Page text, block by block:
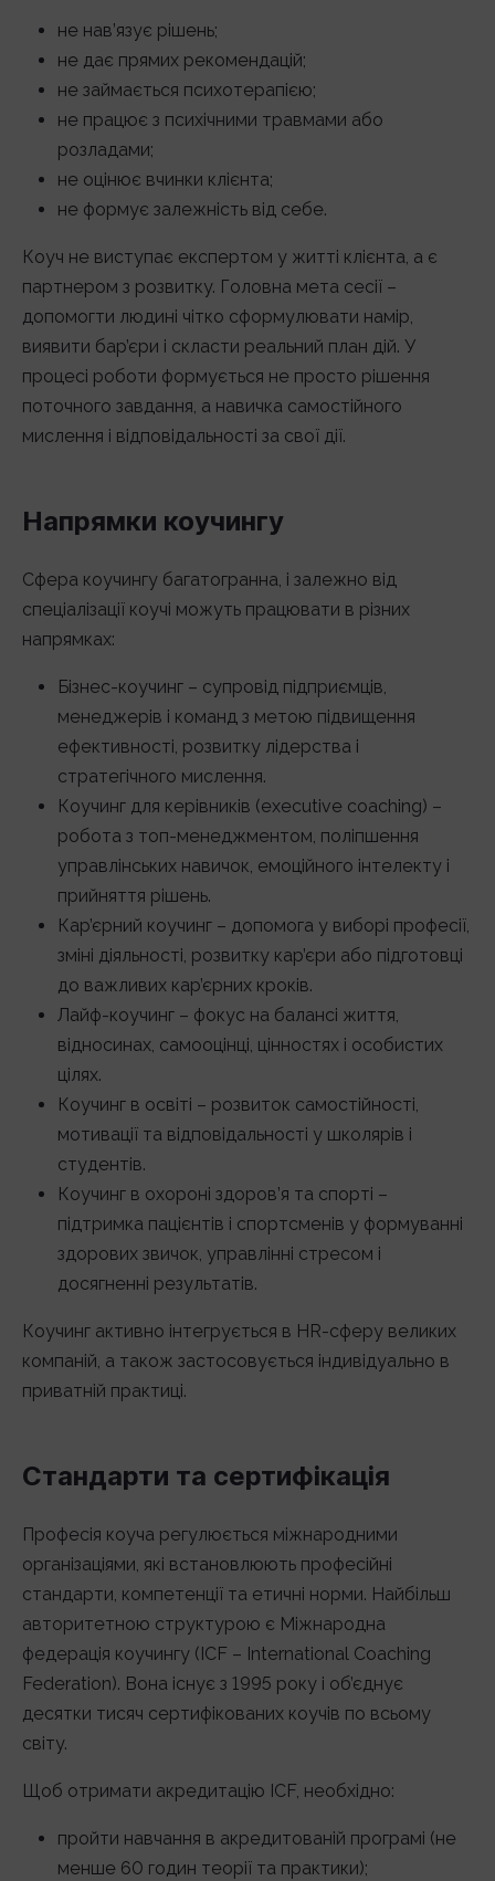
не нав’язує рішень;
не дає прямих рекомендацій;
не займається психотерапією;
не працює з психічними травмами або
розладами;
не оцінює вчинки клієнта;
не формує залежність від себе.
Коуч не виступає експертом у житті клієнта, а є
партнером з розвитку. Головна мета сесії –
допомогти людині чітко сформулювати намір,
виявити бар’єри і скласти реальний план дій. У
процесі роботи формується не просто рішення
поточного завдання, а навичка самостійного
мислення і відповідальності за свої дії.
Напрямки коучингу
Сфера коучингу багатогранна, і залежно від
спеціалізації коучі можуть працювати в різних
напрямках:
Бізнес-коучинг – супровід підприємців,
менеджерів і команд з метою підвищення
ефективності, розвитку лідерства і
стратегічного мислення.
Коучинг для керівників (executive coaching) –
робота з топ-менеджментом, поліпшення
управлінських навичок, емоційного інтелекту і
прийняття рішень.
Кар’єрний коучинг – допомога у виборі професії,
зміні діяльності, розвитку кар’єри або підготовці
до важливих кар’єрних кроків.
Лайф-коучинг – фокус на балансі життя,
відносинах, самооцінці, цінностях і особистих
цілях.
Коучинг в освіті – розвиток самостійності,
мотивації та відповідальності у школярів і
студентів.
Коучинг в охороні здоров’я та спорті –
підтримка пацієнтів і спортсменів у формуванні
здорових звичок, управлінні стресом і
досягненні результатів.
Коучинг активно інтегрується в HR-сферу великих
компаній, а також застосовується індивідуально в
приватній практиці.
Стандарти та сертифікація
Професія коуча регулюється міжнародними
організаціями, які встановлюють професійні
стандарти, компетенції та етичні норми. Найбільш
авторитетною структурою є Міжнародна
федерація коучингу (ICF – International Coaching
Federation). Вона існує з 1995 року і об’єднує
десятки тисяч сертифікованих коучів по всьому
світу.
Щоб отримати акредитацію ICF, необхідно:
пройти навчання в акредитованій програмі (не
менше 60 годин теорії та практики);